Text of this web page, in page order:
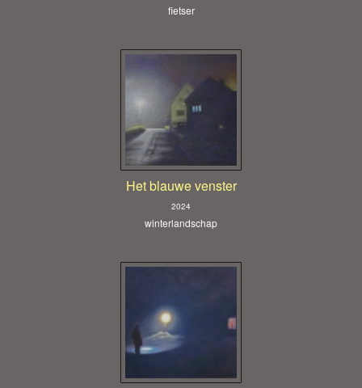
fietser
Het blauwe venster
2024
winterlandschap